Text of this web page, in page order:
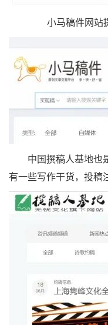
小马稿件网站
中国撰稿人基地也
有一些写作干货，投稿